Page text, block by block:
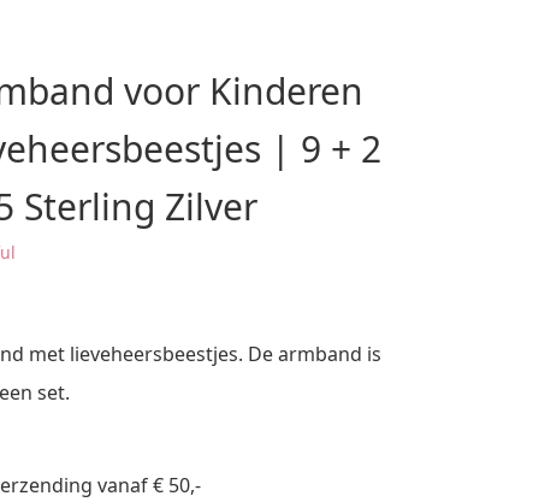
voor Kinderen
| 9 + 2
Sterling Zilver
met lieveheersbeestjes. De armband is
set.
vanaf € 50,-